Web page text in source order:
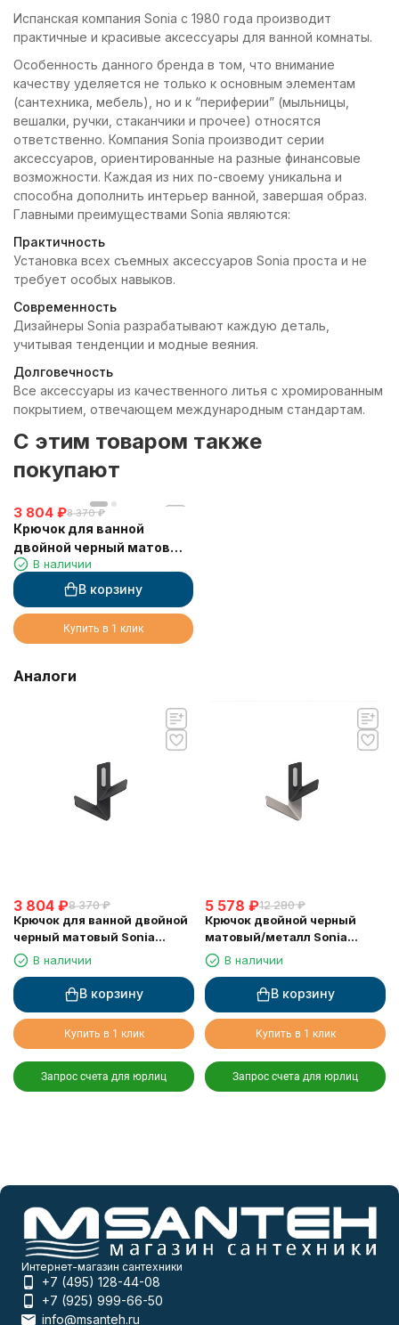
Испанская компания Sonia с 1980 года производит
практичные и красивые аксессуары для ванной комнаты.
Особенность данного бренда в том, что внимание
качеству уделяется не только к основным элементам
(сантехника, мебель), но и к “периферии” (мыльницы,
вешалки, ручки, стаканчики и прочее) относятся
ответственно. Компания Sonia производит серии
аксессуаров, ориентированные на разные финансовые
возможности. Каждая из них по-своему уникальна и
способна дополнить интерьер ванной, завершая образ.
Главными преимуществами Sonia являются:
Практичность
Установка всех съемных аксессуаров Sonia проста и не
требует особых навыков.
Современность
Дизайнеры Sonia разрабатывают каждую деталь,
учитывая тенденции и модные веяния.
Долговечность
Все аксессуары из качественного литья с хромированным
покрытием, отвечающем международным стандартам.
C этим товаром также
покупают
3 804 ₽8 370 ₽
Крючок для ванной
двойной черный матовый
Sonia 188406
В наличии
В корзину
Купить в 1 клик
Аналоги
3 804 ₽8 370 ₽
Крючок для ванной двойной
черный матовый Sonia
188406В наличии
В корзину
Купить в 1 клик
Запрос счета для юрлиц
5 578 ₽12 280 ₽
Крючок двойной черный
матовый/металл Sonia
188444В наличии
В корзину
Купить в 1 клик
Запрос счета для юрлиц
Интернет-магазин сантехники
+7 (495) 128-44-08
+7 (925) 999-66-50
info@msanteh.ru